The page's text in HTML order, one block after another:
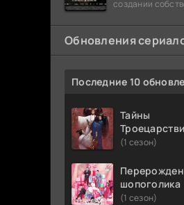
создании
долларов.
Обновления
Последние 10
Тайны
(1 сезон)
шопоголика
(1 сезон)